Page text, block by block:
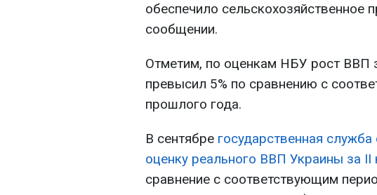
обеспечило сельскохозяйственное
сообщении.
Отметим, по оценкам НБУ рост ВВП
превысил 5% по сравнению с
прошлого года.
В сентябре государственная
оценку реального ВВП Украины за II
сравнение с соответствующим